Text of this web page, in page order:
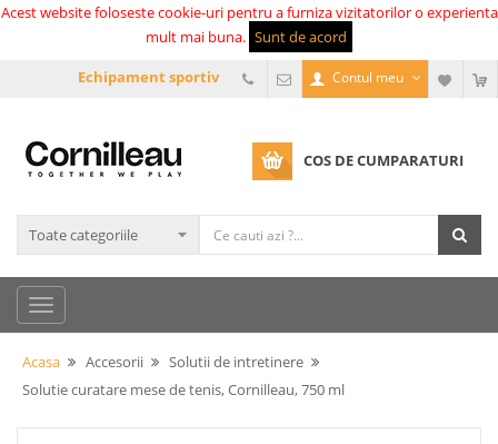
Acest website foloseste cookie-uri pentru a furniza vizitatorilor o experienta
mult mai buna. Sunt de acord
Echipament sportiv
Contul meu
COS DE CUMPARATURI
Acasa Accesorii
Solutii de intretinere
Solutie curatare mese de tenis, Cornilleau, 750 ml